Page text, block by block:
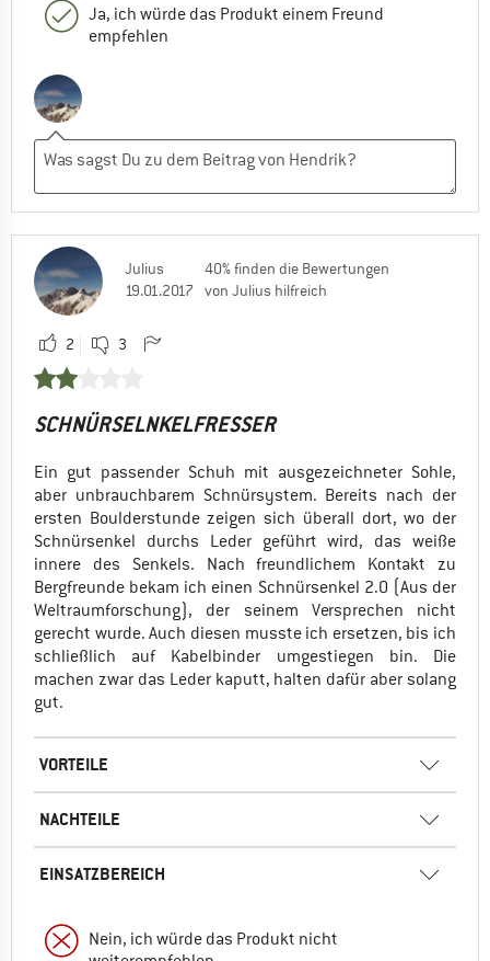
Ja, ich würde das Produkt einem Freund
empfehlen
Julius
19.01.2017
40% finden die Bewertungen
von Julius hilfreich
2 3
SCHNÜRSELNKELFRESSER
Ein gut passender Schuh mit ausgezeichneter Sohle,
aber unbrauchbarem Schnürsystem. Bereits nach der
ersten Boulderstunde zeigen sich überall dort, wo der
Schnürsenkel durchs Leder geführt wird, das weiße
innere des Senkels. Nach freundlichem Kontakt zu
Bergfreunde bekam ich einen Schnürsenkel 2.0 (Aus der
Weltraumforschung), der seinem Versprechen nicht
gerecht wurde. Auch diesen musste ich ersetzen, bis ich
schließlich auf Kabelbinder umgestiegen bin. Die
machen zwar das Leder kaputt, halten dafür aber solang
gut.
VORTEILE
NACHTEILE
EINSATZBEREICH
Nein, ich würde das Produkt nicht